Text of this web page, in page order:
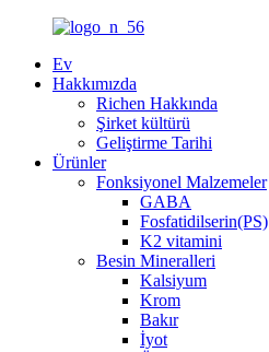
Ev
Hakkımızda
Richen Hakkında
Şirket kültürü
Geliştirme Tarihi
Ürünler
Fonksiyonel Malzemeler
GABA
Fosfatidilserin(PS)
K2 vitamini
Besin Mineralleri
Kalsiyum
Krom
Bakır
İyot